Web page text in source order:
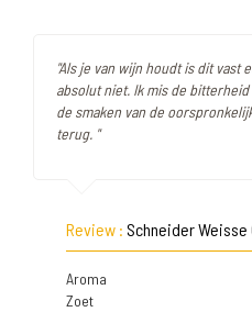
"Als je van wijn houdt is dit vast
absolut niet. Ik mis de
de smaken van de
terug. "
Review : Schneider Weisse
Aroma
Zoet